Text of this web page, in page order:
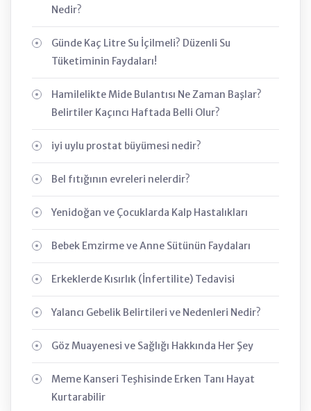
Nedir?
Günde Kaç Litre Su İçilmeli? Düzenli Su
Tüketiminin Faydaları!
Hamilelikte Mide Bulantısı Ne Zaman Başlar?
Belirtiler Kaçıncı Haftada Belli Olur?
iyi uylu prostat büyümesi nedir?
Bel fıtığının evreleri nelerdir?
Yenidoğan ve Çocuklarda Kalp Hastalıkları
Bebek Emzirme ve Anne Sütünün Faydaları
Erkeklerde Kısırlık (İnfertilite) Tedavisi
Yalancı Gebelik Belirtileri ve Nedenleri Nedir?
Göz Muayenesi ve Sağlığı Hakkında Her Şey
Meme Kanseri Teşhisinde Erken Tanı Hayat
Kurtarabilir